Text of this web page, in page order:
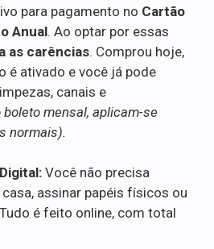
para pagamento no Cartão
Anual. Ao optar por essas
as carências. Comprou hoje,
é ativado e você já pode
canais e
boleto mensal, aplicam-se
normais).
Você não precisa
assinar papéis físicos ou
é feito online, com total